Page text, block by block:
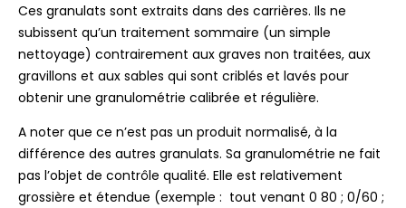
Ces granulats sont extraits dans des carrières. Ils ne
subissent qu’un traitement sommaire (un simple
nettoyage) contrairement aux graves non traitées, aux
gravillons et aux sables qui sont criblés et lavés pour
obtenir une granulométrie calibrée et régulière.
A noter que ce n’est pas un produit normalisé, à la
différence des autres granulats. Sa granulométrie ne fait
pas l’objet de contrôle qualité. Elle est relativement
grossière et étendue (exemple : tout venant 0 80 ; 0/60 ;